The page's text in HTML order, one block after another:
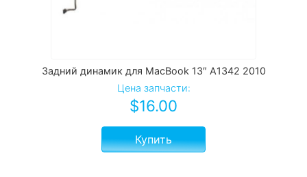
Задний динамик для MacBook 13″ A1342 2010
Цена запчасти:
$16.00
Купить